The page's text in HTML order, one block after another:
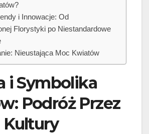
i Innowacje: Od
Florystyki po Niestandardowe
Nieustająca Moc Kwiatów
i Symbolika
Podróż Przez